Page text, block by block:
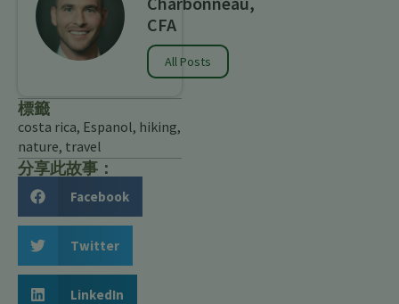
CFA
All Posts
標籤
costa rica, Espanol, hiking,
nature, travel
分享此故事：
Facebook
Twitter
LinkedIn